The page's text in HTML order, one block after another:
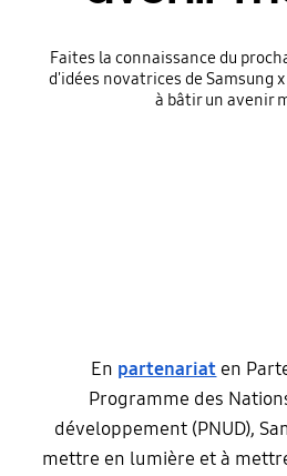
Faites la connaissance du
d'idées novatrices de Samsung
à bâtir un avenir
En partenariat en
Programme des
développement (PNUD),
mettre en lumière et à